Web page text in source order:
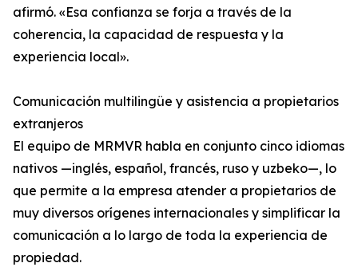
afirmó. «Esa confianza se forja a través de la
coherencia, la capacidad de respuesta y la
experiencia local».
Comunicación multilingüe y asistencia a propietarios
extranjeros
El equipo de MRMVR habla en conjunto cinco idiomas
nativos —inglés, español, francés, ruso y uzbeko—, lo
que permite a la empresa atender a propietarios de
muy diversos orígenes internacionales y simplificar la
comunicación a lo largo de toda la experiencia de
propiedad.